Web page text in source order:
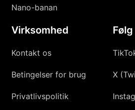
Nano-banan
Virksomhed
Kontakt os
Betingelser for brug
Privatlivspolitik
X